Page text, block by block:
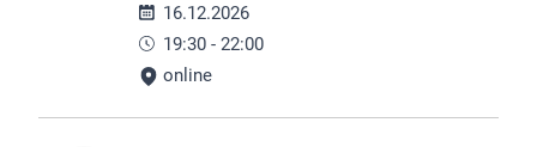
16.12.2026
19:30 - 22:00
online